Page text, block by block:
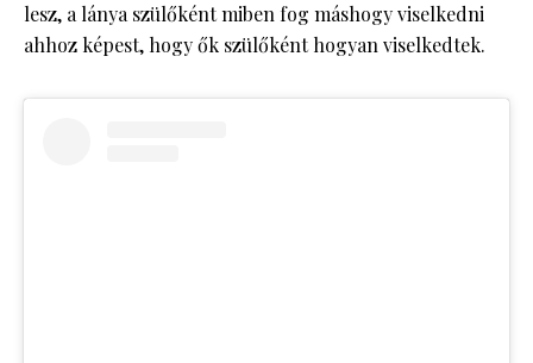
lesz, a lánya szülőként miben fog máshogy viselkedni
ahhoz képest, hogy ők szülőként hogyan viselkedtek.